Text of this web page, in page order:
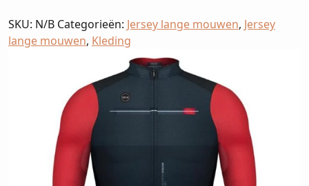
Pacer
Unisex
SKU: N/B Categorieën: Jersey lange mouwen, Jersey
lange mouwen, Kleding